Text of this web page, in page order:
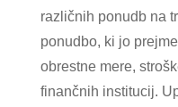
različnih ponudb na
ponudbo, ki jo
obrestne mere,
finančnih institucij.